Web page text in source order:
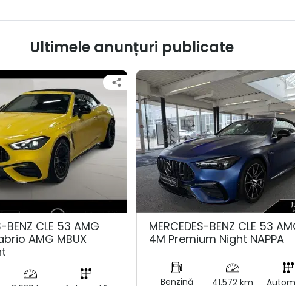
Ultimele anunțuri publicate
BENZ CLE 53 AMG
AMG MBUX
MERCEDES-BENZ CLE 53
4M Premium Night NAPPA
Benzină 41.572 km